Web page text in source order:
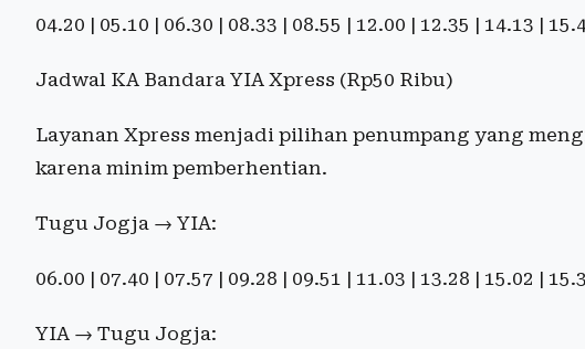
04.20 | 05.10 | 06.30 | 08.33 | 08.55 | 12.00 | 12.35 | 14.13 |
Jadwal KA Bandara YIA Xpress (Rp50 Ribu)
Layanan Xpress menjadi pilihan penumpang yang
karena minim pemberhentian.
Tugu Jogja → YIA:
06.00 | 07.40 | 07.57 | 09.28 | 09.51 | 11.03 | 13.28 | 15.02 |
YIA → Tugu Jogja: